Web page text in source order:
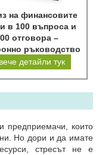
на финансовите
в 100 въпроса и
отговора –
ръководство
детайли тук
предприемачи, които
Но дори и да имате
стресът не е